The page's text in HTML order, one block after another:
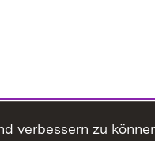
verbessern zu